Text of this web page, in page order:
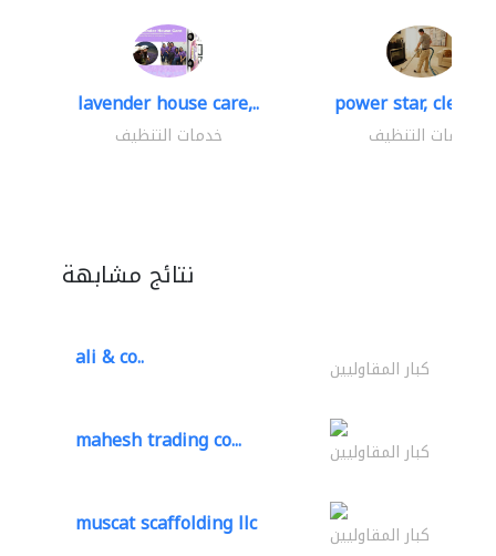
lavender house care,..
خدمات التنظيف
power star,
خدمات التنظيف
نتائج مشابهة
ali & co.. كبار المقاوليين
mahesh trading co... كبار المقاوليين
muscat scaffolding llc كبار المقاوليين